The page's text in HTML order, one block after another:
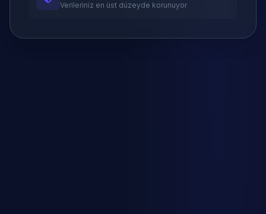
Verileriniz en üst düzeyde korunuyor